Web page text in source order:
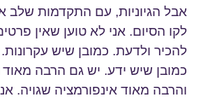
אבל הגיוניות, עם התקדמות שלב
לקו הסיום. אני לא טוען שאין
להכיר ולדעת. כמובן שיש עקרונות.
כמובן שיש ידע. יש גם הרבה מאוד
והרבה מאוד אינפורמציה שגויה.